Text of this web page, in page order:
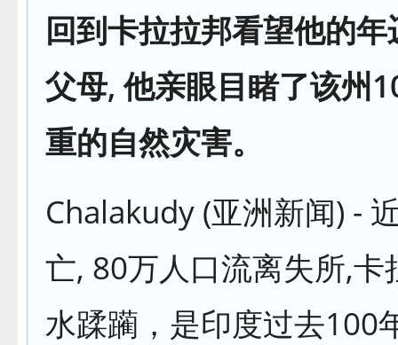
回到卡拉拉邦看望他的
父母, 他亲眼目睹了该州
重的自然灾害。
Chalakudy (亚洲新闻) -
亡, 80万人口流离失所,卡
水蹂躏，是印度过去100